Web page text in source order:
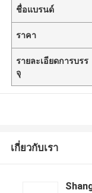
ชื่อแบรนด์
ราคา
รายละเอียดการบรร
จุ
เกี่ยวกับเรา